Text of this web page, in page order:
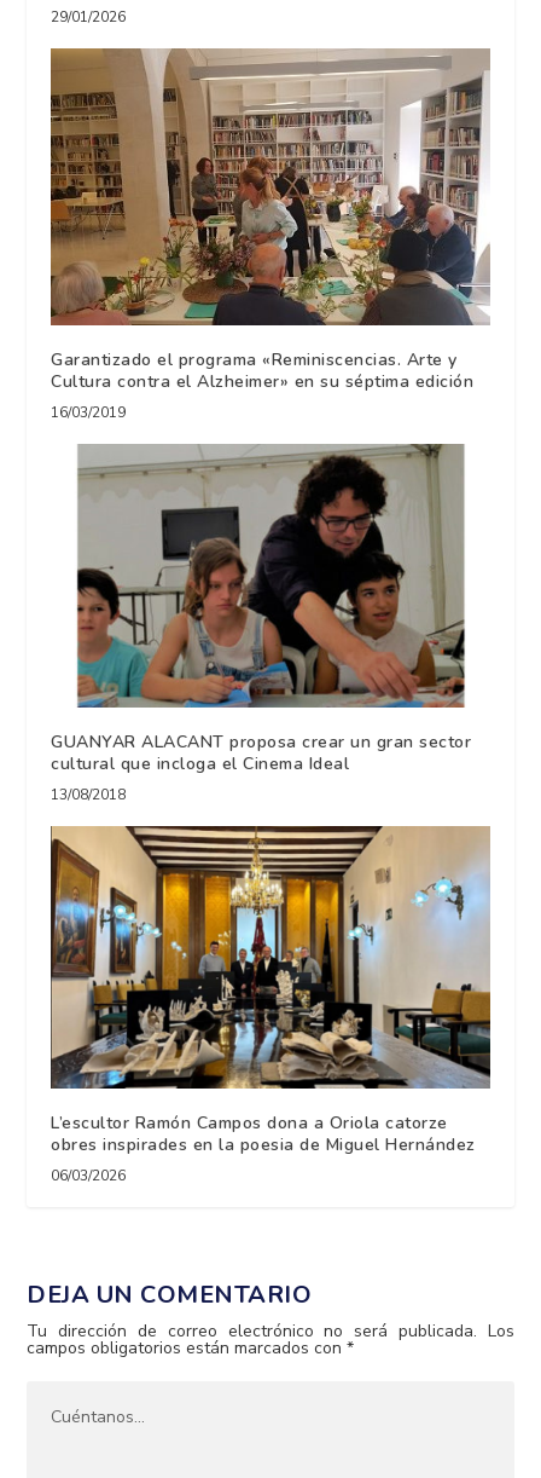
29/01/2026
Garantizado el programa «Reminiscencias. Arte y
Cultura contra el Alzheimer» en su séptima edición
16/03/2019
GUANYAR ALACANT proposa crear un gran sector
cultural que incloga el Cinema Ideal
13/08/2018
L’escultor Ramón Campos dona a Oriola catorze
obres inspirades en la poesia de Miguel Hernández
06/03/2026
DEJA UN COMENTARIO
Tu dirección de correo electrónico no será publicada. Los
campos obligatorios están marcados con*